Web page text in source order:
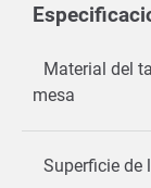
Material del
mesa
Superficie de